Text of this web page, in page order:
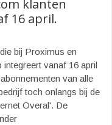
klanten
16 april.
bij Proximus en
vanaf 16 april
van alle
toch onlangs bij de
Overal'. De